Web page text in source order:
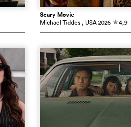
Scary Movie
Michael Tiddes , USA2026 c4,9